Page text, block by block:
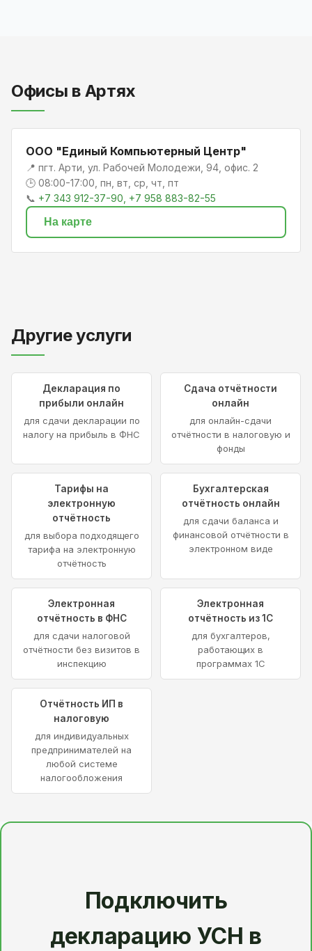
Офисы в Артях
ООО "Единый Компьютерный Центр"
📍 пгт. Арти, ул. Рабочей Молодежи, 94, офис. 2
🕒 08:00-17:00, пн, вт, ср, чт, пт
📞 +7 343 912-37-90, +7 958 883-82-55
На карте
Другие услуги
Декларация по
прибыли онлайн
для сдачи декларации по
налогу на прибыль в ФНС
Сдача отчётности
онлайн
для онлайн-сдачи
отчётности в налоговую и
фонды
Тарифы на
электронную
отчётность
для выбора подходящего
тарифа на электронную
отчётность
Бухгалтерская
отчётность онлайн
для сдачи баланса и
финансовой отчётности в
электронном виде
Электронная
отчётность в ФНС
для сдачи налоговой
отчётности без визитов в
инспекцию
Электронная
отчётность из 1С
для бухгалтеров,
работающих в
программах 1С
Отчётность ИП в
налоговую
для индивидуальных
предпринимателей на
любой системе
налогообложения
Подключить
декларацию УСН в